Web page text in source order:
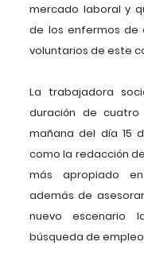
mercado laboral y
de los enfermos de
voluntarios de este
La trabajadora
duración de
mañana del día 15
como la redacción
más apropiado
además de
nuevo escenario
búsqueda de